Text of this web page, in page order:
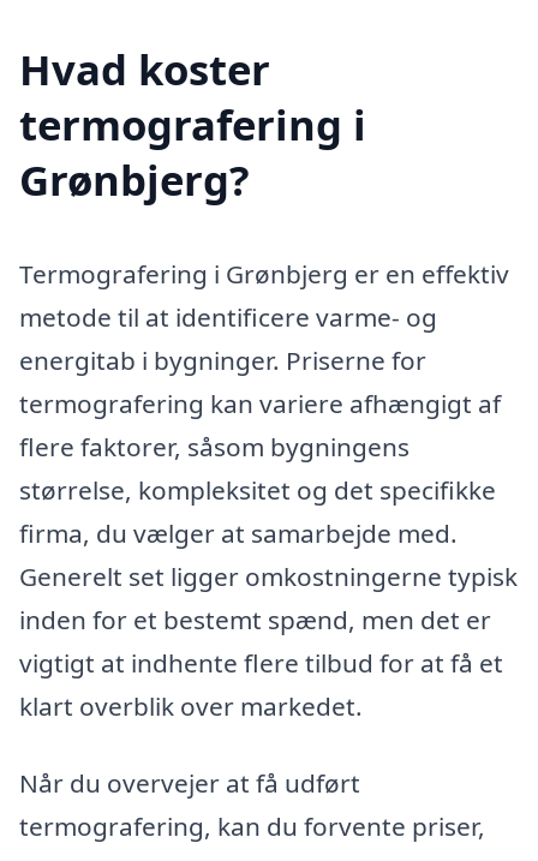
Hvad koster
termografering i
Grønbjerg?
Termografering i Grønbjerg er en effektiv
metode til at identificere varme- og
energitab i bygninger. Priserne for
termografering kan variere afhængigt af
flere faktorer, såsom bygningens
størrelse, kompleksitet og det specifikke
firma, du vælger at samarbejde med.
Generelt set ligger omkostningerne typisk
inden for et bestemt spænd, men det er
vigtigt at indhente flere tilbud for at få et
klart overblik over markedet.
Når du overvejer at få udført
termografering, kan du forvente priser,